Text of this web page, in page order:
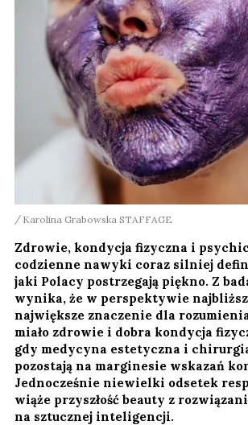
Karolina Grabowska STAFFAGE
Zdrowie, kondycja fizyczna i
codzienne nawyki coraz silniej
jaki Polacy postrzegają piękno. Z
wynika, że w perspektywie
największe znaczenie dla
miało zdrowie i dobra kondycja
gdy medycyna estetyczna i
pozostają na marginesie wskazań
Jednocześnie niewielki odsetek
wiąże przyszłość beauty z
na sztucznej inteligencji.